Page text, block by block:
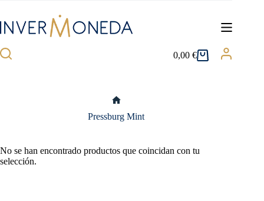
contenido
Carro
0,00€
Pressburg Mint
No se han encontrado productos que coincidan con tu
selección.